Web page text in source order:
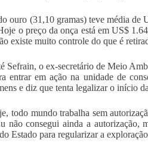
ouro (31,10 gramas) teve média
o preço da onça está em US$
existe muito controle do que é
Sefrain, o ex-secretário de Meio
entrar em ação na unidade de
e diz que tenta legalizar o início
todo mundo trabalha sem
não consegui ainda a autorização,
Estado para regularizar a